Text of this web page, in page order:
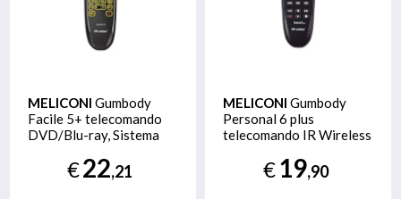
MELICONI Gumbody
Facile 5+ telecomando
DVD/Blu-ray, Sistema
Home cinema, Sky,
Altoparlante Soundbar,
€22,21
MELICONI Gumbody
Personal 6 plus
telecomando IR Wireless
€19,90